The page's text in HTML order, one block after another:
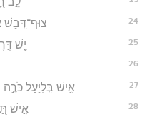
24 צוּף־דְּ֭בַשׁ
25 יֵ֤שׁ
26
27 אִ֣ישׁ בְּ֭לִיַּעַל כֹּרֶ֣ה
28 אִ֣ישׁ